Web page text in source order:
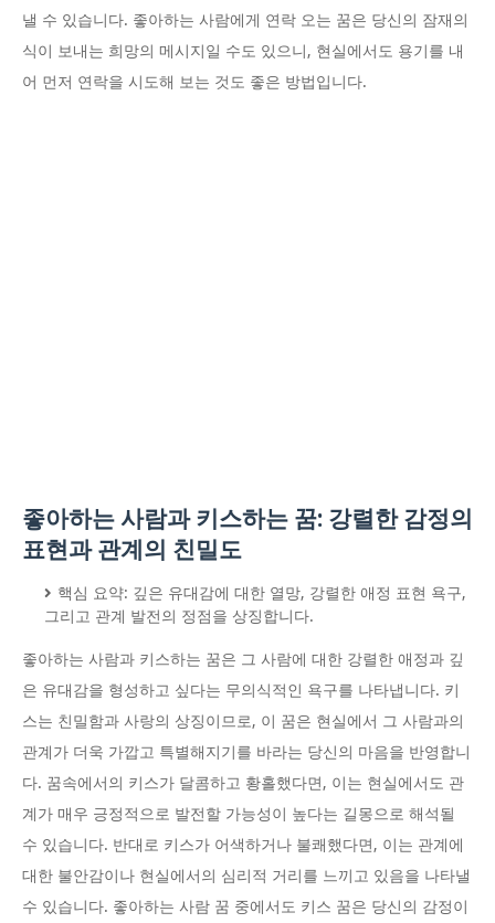
낼 수 있습니다. 좋아하는 사람에게 연락 오는 꿈은 당신의 잠재의
식이 보내는 희망의 메시지일 수도 있으니, 현실에서도 용기를 내
어 먼저 연락을 시도해 보는 것도 좋은 방법입니다.
좋아하는 사람과 키스하는 꿈: 강렬한 감정의
표현과 관계의 친밀도
핵심 요약: 깊은 유대감에 대한 열망, 강렬한 애정 표현 욕구,
그리고 관계 발전의 정점을 상징합니다.
좋아하는 사람과 키스하는 꿈은 그 사람에 대한 강렬한 애정과 깊
은 유대감을 형성하고 싶다는 무의식적인 욕구를 나타냅니다. 키
스는 친밀함과 사랑의 상징이므로, 이 꿈은 현실에서 그 사람과의
관계가 더욱 가깝고 특별해지기를 바라는 당신의 마음을 반영합니
다. 꿈속에서의 키스가 달콤하고 황홀했다면, 이는 현실에서도 관
계가 매우 긍정적으로 발전할 가능성이 높다는 길몽으로 해석될
수 있습니다. 반대로 키스가 어색하거나 불쾌했다면, 이는 관계에
대한 불안감이나 현실에서의 심리적 거리를 느끼고 있음을 나타낼
수 있습니다. 좋아하는 사람 꿈 중에서도 키스 꿈은 당신의 감정이